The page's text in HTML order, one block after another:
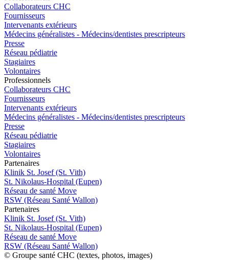
Collaborateurs CHC
Fournisseurs
Intervenants extérieurs
Médecins généralistes - Médecins/dentistes prescripteurs
Presse
Réseau pédiatrie
Stagiaires
Volontaires
Professionnels
Collaborateurs CHC
Fournisseurs
Intervenants extérieurs
Médecins généralistes - Médecins/dentistes prescripteurs
Presse
Réseau pédiatrie
Stagiaires
Volontaires
Partenaires
Klinik St. Josef (St. Vith)
St. Nikolaus-Hospital (Eupen)
Réseau de santé Move
RSW (Réseau Santé Wallon)
Partenaires
Klinik St. Josef (St. Vith)
St. Nikolaus-Hospital (Eupen)
Réseau de santé Move
RSW (Réseau Santé Wallon)
© Groupe santé CHC (textes, photos, images)